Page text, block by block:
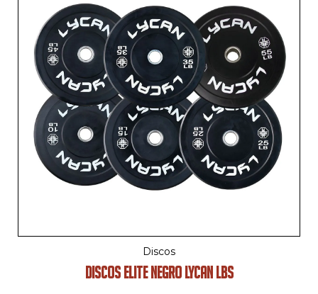
Discos
DISCOS ELITE NEGRO LYCAN LBS